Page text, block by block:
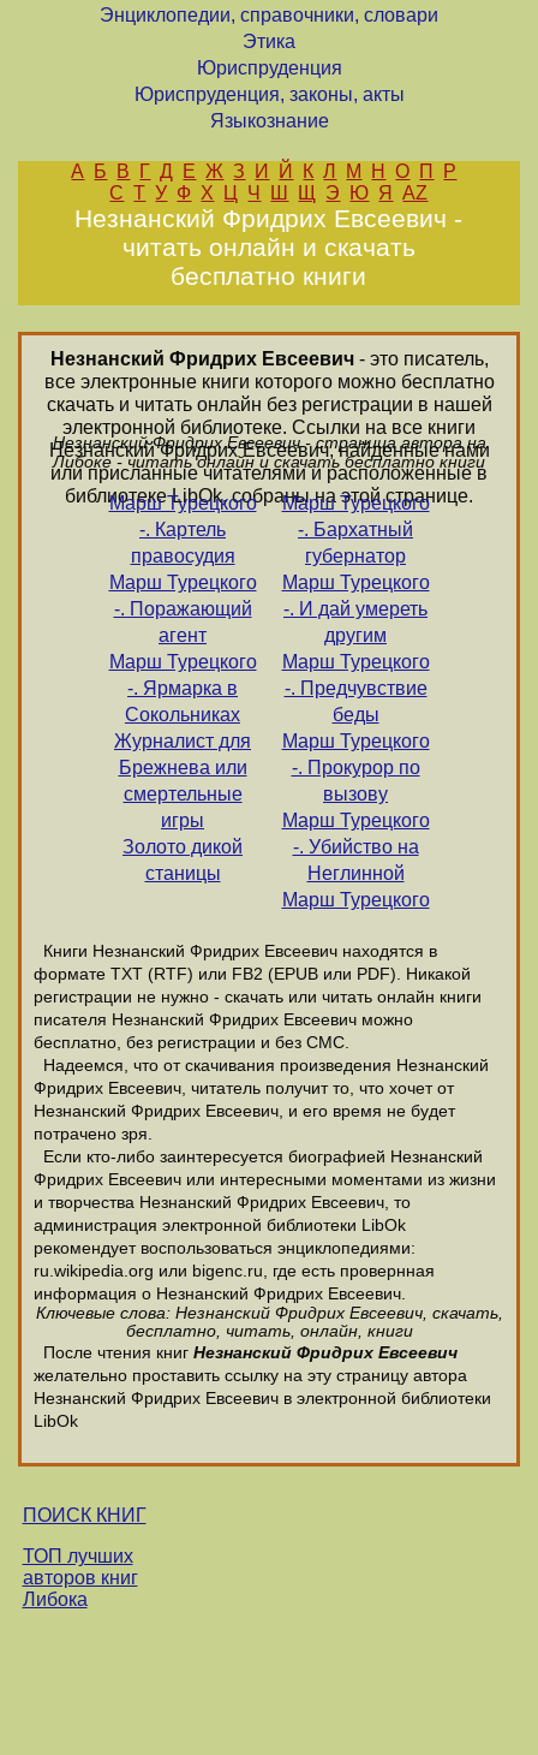
Энциклопедии, справочники, словари
Этика
Юриспруденция
Юриспруденция, законы, акты
Языкознание
А Б В Г Д Е Ж З И Й К Л М Н О П
Р
С Т У Ф Х Ц Ч Ш Щ Э Ю Я AZ
Незнанский Фридрих Евсеевич -
читать онлайн и скачать
бесплатно книги
Незнанский Фридрих Евсеевич- это писатель,
все электронные книги которого можно бесплатно
скачать и читать онлайн без регистрации в нашей
электронной библиотеке. Ссылки на все книги
Незнанский Фридрих Евсеевич, найденные нами
или присланные читателями и расположенные в
библиотеке LibOk, собраны на этой странице.
Незнанский Фридрих Евсеевич - страница автора на
Либоке - читать онлайн и скачать бесплатно книги
Марш Турецкого
-. Картель
правосудия
Марш Турецкого
-. Поражающий
агент
Марш Турецкого
-. Ярмарка в
Сокольниках
Журналист для
Брежнева или
смертельные
игры
Золото дикой
станицы
Марш Турецкого
-. Бархатный
губернатор
Марш Турецкого
-. И дай умереть
другим
Марш Турецкого
-. Предчувствие
беды
Марш Турецкого
-. Прокурор по
вызову
Марш Турецкого
-. Убийство на
Неглинной
Марш Турецкого
Книги Незнанский Фридрих Евсеевич находятся в
формате ТХТ (RTF) или FB2 (EPUB или PDF). Никакой
регистрации не нужно - скачать или читать онлайн книги
писателя Незнанский Фридрих Евсеевич можно
бесплатно, без регистрации и без СМС.
Надеемся, что от скачивания произведения Незнанский
Фридрих Евсеевич, читатель получит то, что хочет от
Незнанский Фридрих Евсеевич, и его время не будет
потрачено зря.
Если кто-либо заинтересуется биографией Незнанский
Фридрих Евсеевич или интересными моментами из жизни
и творчества Незнанский Фридрих Евсеевич, то
администрация электронной библиотеки LibOk
рекомендует воспользоваться энциклопедиями:
ru.wikipedia.org или bigenc.ru, где есть провернная
информация о Незнанский Фридрих Евсеевич.
Ключевые слова: Незнанский Фридрих Евсеевич, скачать,
бесплатно, читать, онлайн, книги
После чтения книг Незнанский Фридрих Евсеевич
желательно проставить ссылку на эту страницу автора
Незнанский Фридрих Евсеевич в электронной библиотеки
LibOk
ПОИСК КНИГ
ТОП лучших
авторов книг
Либока